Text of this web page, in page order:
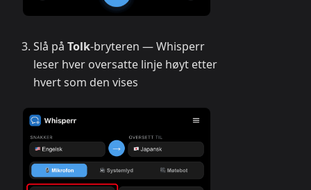
Slå på Tolk-bryteren — Whisperr
leser hver oversatte linje høyt etter
hvert som den vises